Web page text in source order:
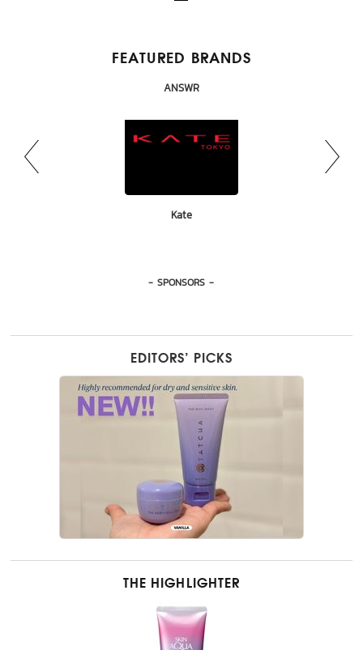
FEATURED BRANDS
Bondi Boost
Olay
Bhaesaj
Kate
Biossance
ANSWR
- SPONSORS -
EDITORS’ PICKS
THE HIGHLIGHTER